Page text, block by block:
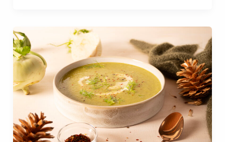
in
würziger
Gochujang-
Sauce